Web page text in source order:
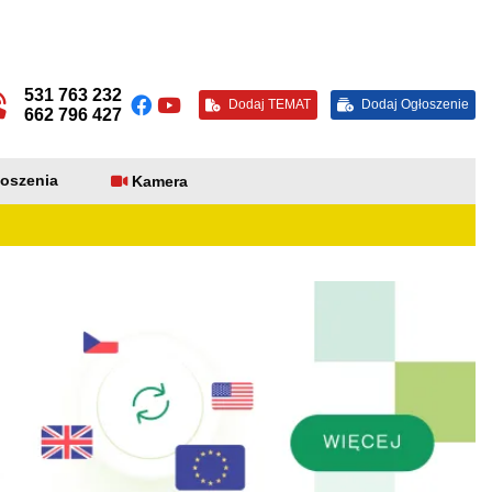
531 763 232
662 796 427
Dodaj TEMAT Dodaj Ogłoszenie
Kamera